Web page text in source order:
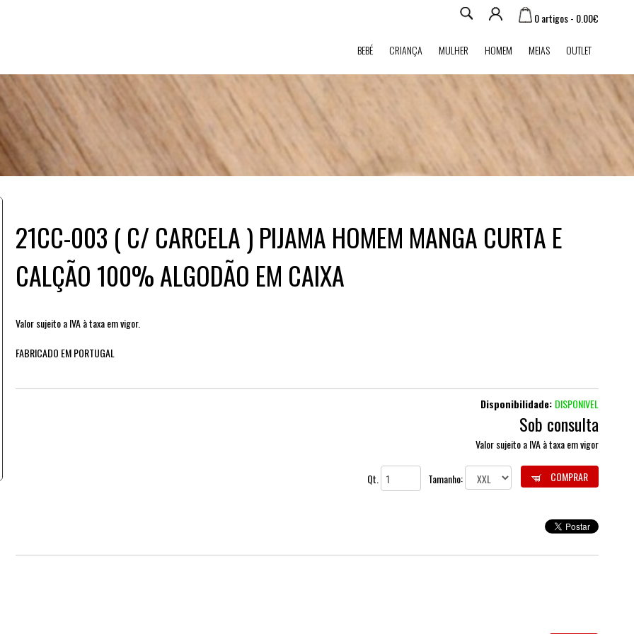
0 artigos - 0.00€
BEBÉ CRIANÇA MULHER HOMEM MEIAS OUTLET
21CC-003 ( C/ CARCELA ) PIJAMA HOMEM MANGA CURTA E
CALÇÃO 100% ALGODÃO EM CAIXA
Valor sujeito a IVA à taxa em vigor.
FABRICADO EM PORTUGAL
Disponibilidade: DISPONIVEL
Sob consulta
Valor sujeito a IVA à taxa em vigor
Qt. Tamanho: COMPRAR